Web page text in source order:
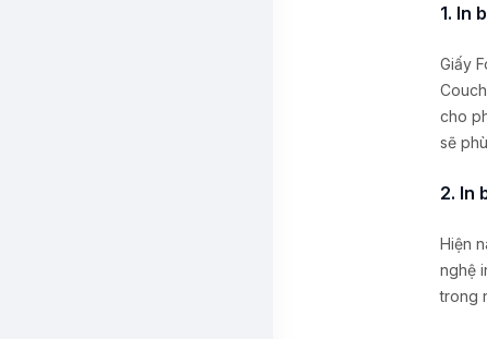
1. In
Giấy
cho
sẽ
2. In
Hiện
nghệ
trong